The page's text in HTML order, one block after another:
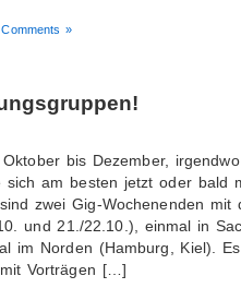
»
bis Dezember, irgendwo
sich am besten jetzt oder bald
zwei Gig-Wochenenden mit
und 21./22.10.), einmal in
im Norden (Hamburg, Kiel).
Vorträgen […]